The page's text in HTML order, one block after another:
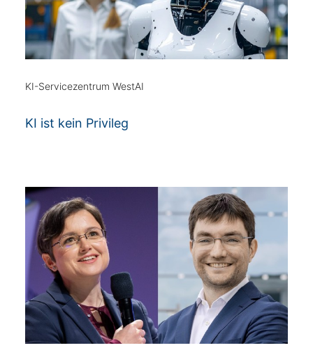
KI-Servicezentrum WestAI
KI ist kein Privileg